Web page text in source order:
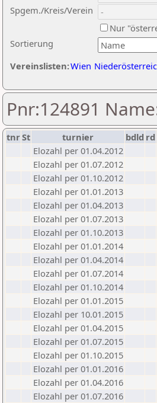
Sortierung
Spgem./Kreis/Verein
Nur
Vereinslisten:Wien
Pnr:124891
tnrSt turnier bdld rd
Elozahl per 01.04.2012
Elozahl per 01.07.2012
Elozahl per 01.10.2012
Elozahl per 01.01.2013
Elozahl per 01.04.2013
Elozahl per 01.07.2013
Elozahl per 01.10.2013
Elozahl per 01.01.2014
Elozahl per 01.04.2014
Elozahl per 01.07.2014
Elozahl per 01.10.2014
Elozahl per 01.01.2015
Elozahl per 10.01.2015
Elozahl per 01.04.2015
Elozahl per 01.07.2015
Elozahl per 01.10.2015
Elozahl per 01.01.2016
Elozahl per 01.04.2016
Elozahl per 01.07.2016